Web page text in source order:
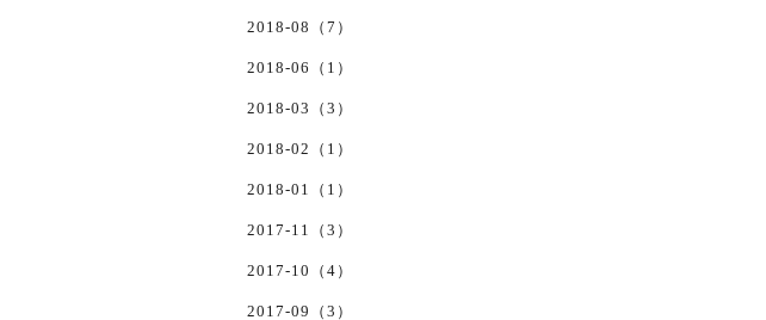
2018-08（7）
2018-06（1）
2018-03（3）
2018-02（1）
2018-01（1）
2017-11（3）
2017-10（4）
2017-09（3）